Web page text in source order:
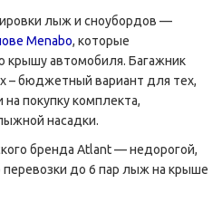
лыж и сноубордов —
Menabo, которые
крышу автомобиля. Багажник
– бюджетный вариант для тех,
покупку комплекта,
насадки.
бренда Atlant — недорогой,
до 6 пар лыж на крыше